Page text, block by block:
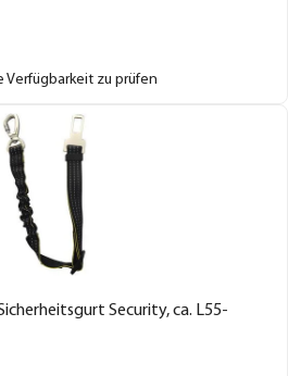
Verfügbarkeit zu prüfen
Security, ca. L55-